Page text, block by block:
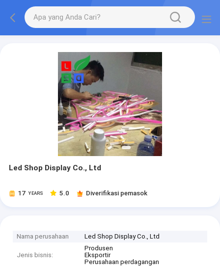
Led Shop Display Co., Ltd
17 YEARS 5.0 Diverifikasi pemasok
Nama perusahaan Led Shop Display Co., Ltd
Jenis bisnis:
Produsen
Eksportir
Perusahaan perdagangan